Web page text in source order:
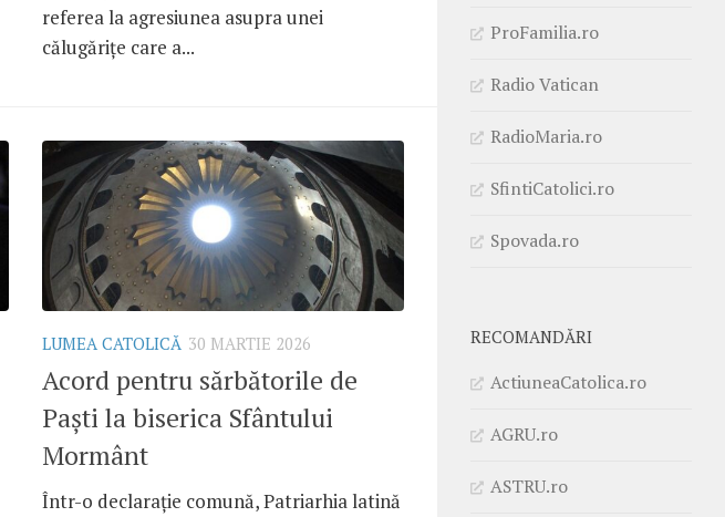
referea la agresiunea asupra unei
călugărițe care a...
LUMEA CATOLICĂ 30 MARTIE 2026
Acord pentru sărbătorile de
Paști la biserica Sfântului
Mormânt
Într-o declarație comună, Patriarhia latină
ProFamilia.ro
Radio Vatican
RadioMaria.ro
SfintiCatolici.ro
Spovada.ro
RECOMANDĂRI
ActiuneaCatolica.ro
AGRU.ro
ASTRU.ro